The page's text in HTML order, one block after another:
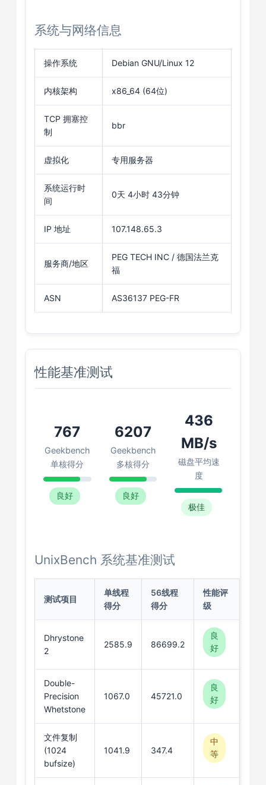
系统与网络信息
操作系统 Debian GNU/Linux 12
内核架构 x86_64 (64位)
TCP 拥塞控
制
bbr
虚拟化 专用服务器
系统运行时
间
0天 4小时 43分钟
IP 地址 107.148.65.3
服务商/地区
PEG TECH INC / 德国法兰克
福
ASN AS36137 PEG-FR
性能基准测试
767
Geekbench
单核得分
良好
6207
Geekbench
多核得分
良好
436
MB/s
磁盘平均速
度
极佳
UnixBench 系统基准测试
测试项目
单线程
得分
56线程
得分
性能评
级
Dhrystone
2
2585.9 86699.2
良
好
Double-
Precision
Whetstone
1067.0 45721.0
良
好
文件复制
(1024
bufsize)
1041.9 347.4
中
等